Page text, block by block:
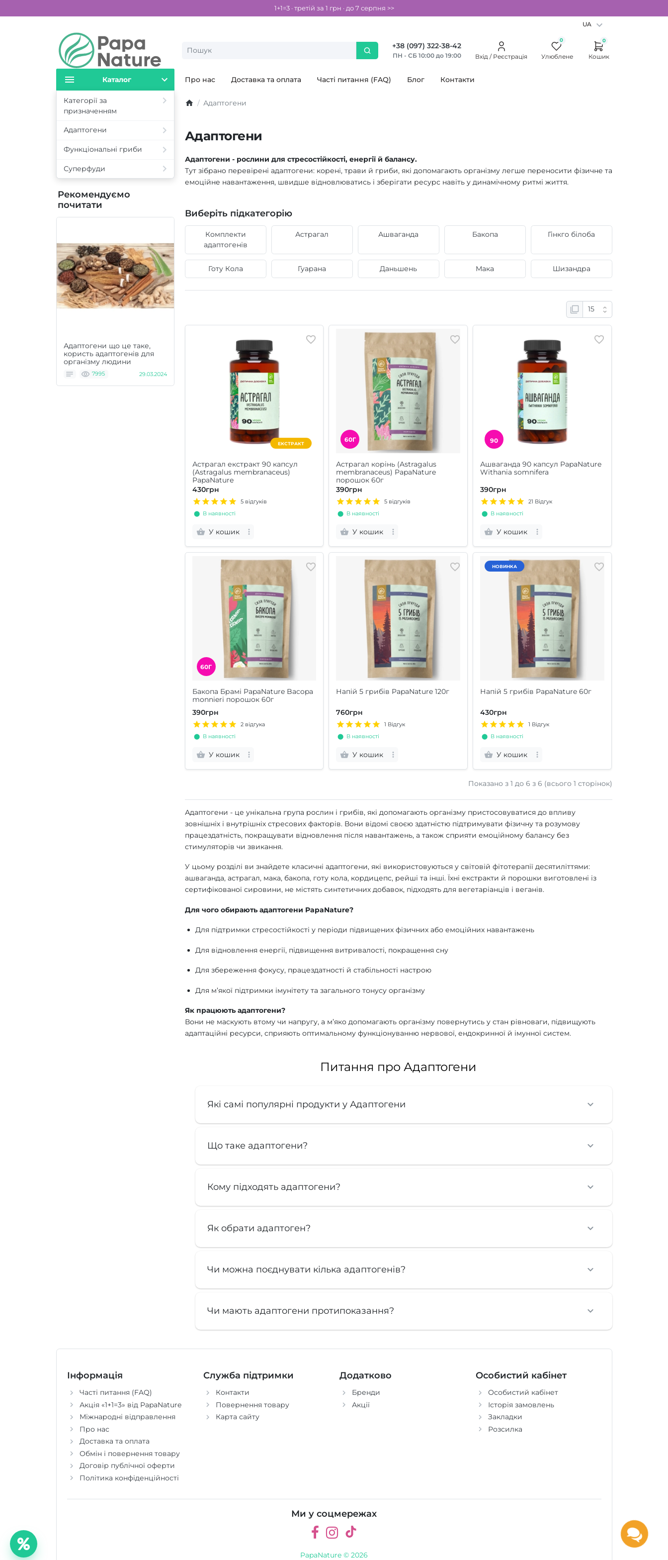
1+1=3 · третій за 1 грн · до 7 серпня >>
UA
+38 (097) 322-38-42
ПН - СБ 10:00 до 19:00 Вхід / Реєстрація
0
Улюблене
0
Кошик
Каталог
Категорії за
призначенням
Адаптогени
Функціональні гриби
Суперфуди
Про нас Доставка та оплата Часті питання (FAQ) Блог Контакти
Рекомендуємо
почитати
Адаптогени що це таке,
користь адаптогенів для
організму людини
7995 29.03.2024
Адаптогени
Адаптогени
Адаптогени - рослини для стресостійкості, енергії й балансу.
Тут зібрано перевірені адаптогени: корені, трави й гриби, які допомагають організму легше переносити фізичне та
емоційне навантаження, швидше відновлюватись і зберігати ресурс навіть у динамічному ритмі життя.
Виберіть підкатегорію
Комплекти
адаптогенів
Астрагал Ашваганда Бакопа Гінкго білоба
Готу Кола Гуарана Даньшень Мака Шизандра
ЕКСТРАКТ
Астрагал екстракт 90 капсул
(Astragalus membranaceus)
PapaNature
430грн
5 відгуків
⬤ В наявності
У кошик
60Г
Астрагал корінь (Astragalus
membranaceus) PapaNature
порошок 60г
390грн
5 відгуків
⬤ В наявності
У кошик
90
Ашваганда 90 капсул PapaNature
Withania somnifera
390грн
21 Відгук
⬤ В наявності
У кошик
60Г
Бакопа Брамі PapaNature Bacopa
monnieri порошок 60г
390грн
2 відгука
⬤ В наявності
У кошик
Напій 5 грибів PapaNature 120г
760грн
1 Відгук
⬤ В наявності
У кошик
НОВИНКА
Напій 5 грибів PapaNature 60г
430грн
1 Відгук
⬤ В наявності
У кошик
Показано з 1 до 6 з 6 (всього 1 сторінок)
Адаптогени - це унікальна група рослин і грибів, які допомагають організму пристосовуватися до впливу
зовнішніх і внутрішніх стресових факторів. Вони відомі своєю здатністю підтримувати фізичну та розумову
працездатність, покращувати відновлення після навантажень, а також сприяти емоційному балансу без
стимуляторів чи звикання.
У цьому розділі ви знайдете класичні адаптогени, які використовуються у світовій фітотерапії десятиліттями:
ашваганда, астрагал, мака, бакопа, готу кола, кордицепс, рейші та інші. Їхні екстракти й порошки виготовлені із
сертифікованої сировини, не містять синтетичних добавок, підходять для вегетаріанців і веганів.
Для чого обирають адаптогени PapaNature?
Для підтримки стресостійкості у періоди підвищених фізичних або емоційних навантажень
Для відновлення енергії, підвищення витривалості, покращення сну
Для збереження фокусу, працездатності й стабільності настрою
Для м’якої підтримки імунітету та загального тонусу організму
Як працюють адаптогени?
Вони не маскують втому чи напругу, а м’яко допомагають організму повернутись у стан рівноваги, підвищують
адаптаційні ресурси, сприяють оптимальному функціонуванню нервової, ендокринної й імунної систем.
Питання про Адаптогени
Які самі популярні продукти у Адаптогени
Що таке адаптогени?
Кому підходять адаптогени?
Як обрати адаптоген?
Чи можна поєднувати кілька адаптогенів?
Чи мають адаптогени протипоказання?
Інформація
Часті питання (FAQ)
Акція «1+1=3» від PapaNature
Міжнародні відправлення
Про нас
Доставка та оплата
Обмін і повернення товару
Договір публічної оферти
Політика конфіденційності
Служба підтримки
Контакти
Повернення товару
Карта сайту
Додатково
Бренди
Акції
Особистий кабінет
Особистий кабінет
Історія замовлень
Закладки
Розсилка
Ми у соцмережах
PapaNature © 2026